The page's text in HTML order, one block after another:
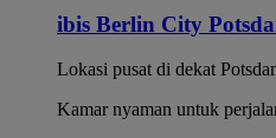
ibis Berlin City
Lokasi pusat di dekat
Kamar nyaman untuk